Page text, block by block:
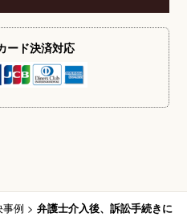
ード決済対応
事例 > 弁護士介入後、訴訟手続きに